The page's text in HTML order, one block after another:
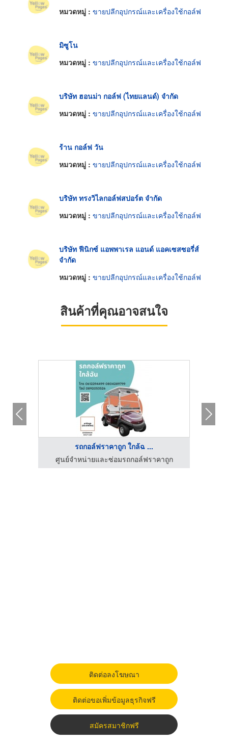
หมวดหมู่ : ขายปลีกอุปกรณ์และเครื่องใช้กอล์ฟ
มิซูโน
หมวดหมู่ : ขายปลีกอุปกรณ์และเครื่องใช้กอล์ฟ
บริษัท ฮอนม่า กอล์ฟ (ไทยแลนด์) จำกัด
หมวดหมู่ : ขายปลีกอุปกรณ์และเครื่องใช้กอล์ฟ
ร้าน กอล์ฟ วัน
หมวดหมู่ : ขายปลีกอุปกรณ์และเครื่องใช้กอล์ฟ
บริษัท ทรงวิไลกอล์ฟสปอร์ต จำกัด
หมวดหมู่ : ขายปลีกอุปกรณ์และเครื่องใช้กอล์ฟ
บริษัท ฟีนิกซ์ แอพพาเรล แอนด์ แอคเซสซอรี่ส์
จำกัด
หมวดหมู่ : ขายปลีกอุปกรณ์และเครื่องใช้กอล์ฟ
สินค้าที่คุณอาจสนใจ
รถกอล์ฟราคาถูก ใกล้ฉ ...
ศูนย์จำหน่ายและซ่อมรถกอล์ฟราคาถูก
ติดต่อลงโฆษณา
ติดต่อขอเพิ่มข้อมูลธุรกิจฟรี
สมัครสมาชิกฟรี